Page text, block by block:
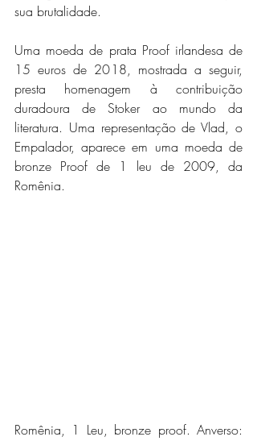
sua brutalidade.
Uma moeda de prata Proof irlandesa de
15 euros de 2018, mostrada a seguir,
presta homenagem à contribuição
duradoura de Stoker ao mundo da
literatura. Uma representação de Vlad, o
Empalador, aparece em uma moeda de
bronze Proof de 1 leu de 2009, da
Romênia.